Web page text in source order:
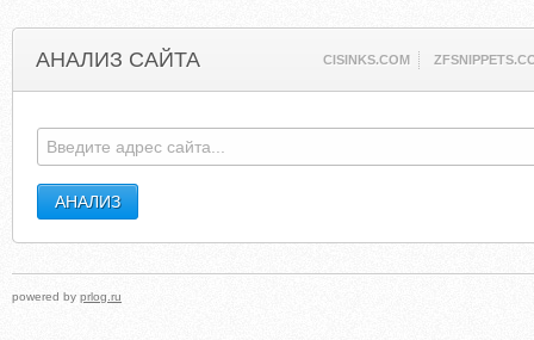
АНАЛИЗ САЙТА CISINKS.COM
powered by prlog.ru